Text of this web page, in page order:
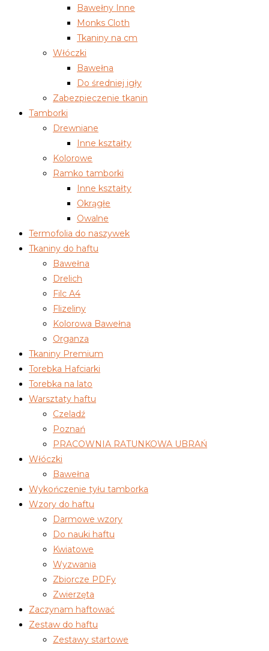
Bawełny Inne
Monks Cloth
Tkaniny na cm
Włóczki
Bawełna
Do średniej igły
Zabezpieczenie tkanin
Tamborki
Drewniane
Inne kształty
Kolorowe
Ramko tamborki
Inne kształty
Okrągłe
Owalne
Termofolia do naszywek
Tkaniny do haftu
Bawełna
Drelich
Filc A4
Flizeliny
Kolorowa Bawełna
Organza
Tkaniny Premium
Torebka Hafciarki
Torebka na lato
Warsztaty haftu
Czeladź
Poznań
PRACOWNIA RATUNKOWA UBRAŃ
Włóczki
Bawełna
Wykończenie tyłu tamborka
Wzory do haftu
Darmowe wzory
Do nauki haftu
Kwiatowe
Wyzwania
Zbiorcze PDFy
Zwierzęta
Zaczynam haftować
Zestaw do haftu
Zestawy startowe